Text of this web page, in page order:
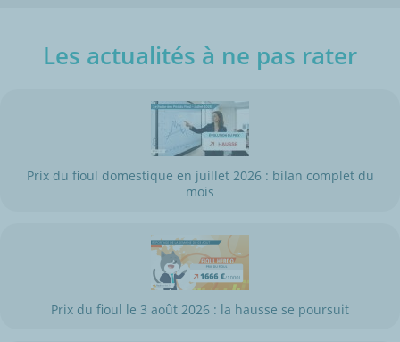
Les actualités à ne pas rater
Prix du fioul domestique en juillet 2026 : bilan complet du
mois
Prix du fioul le 3 août 2026 : la hausse se poursuit